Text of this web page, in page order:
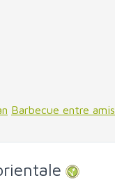
Barbecue entre amis